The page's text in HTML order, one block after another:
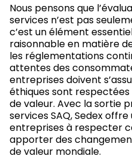
Nous pensons que
services n’est pas
c’est un élément
raisonnable en matière
les réglementations
attentes des
entreprises doivent
éthiques sont
de valeur. Avec la sortie
services SAQ, Sedex
entreprises à respecter
apporter des
de valeur mondiale.